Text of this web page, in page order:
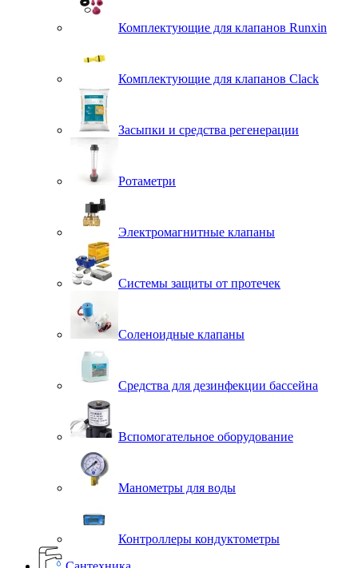
Комплектующие для клапанов Runxin
Комплектующие для клапанов Clack
Засыпки и средства регенерации
Ротаметри
Электромагнитные клапаны
Системы защиты от протечек
Соленоидные клапаны
Средства для дезинфекции бассейна
Вспомогательное оборудование
Манометры для воды
Контроллеры кондуктометры